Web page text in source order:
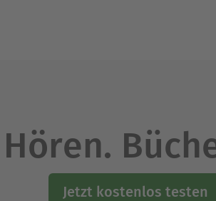
Jetzt kostenlos testen